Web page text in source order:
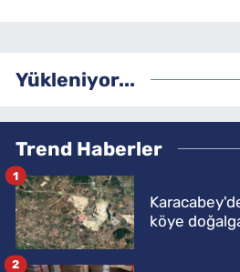
Yükleniyor...
Trend Haberler
köye
1
2